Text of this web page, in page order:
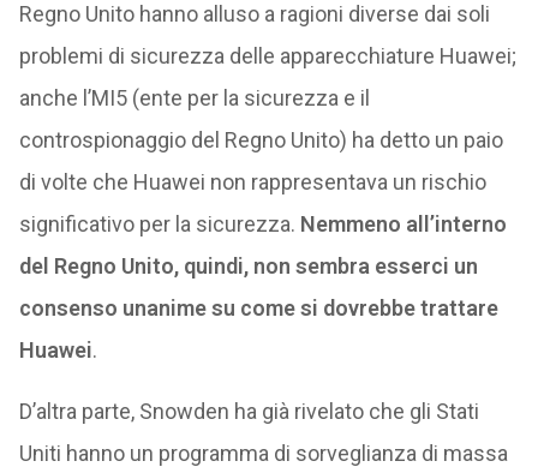
Regno Unito hanno alluso a ragioni diverse dai soli
problemi di sicurezza delle apparecchiature Huawei;
anche l’MI5 (ente per la sicurezza e il
controspionaggio del Regno Unito) ha detto un paio
di volte che Huawei non rappresentava un rischio
significativo per la sicurezza. Nemmeno all’interno
del Regno Unito, quindi, non sembra esserci un
consenso unanime su come si dovrebbe trattare
Huawei.
D’altra parte, Snowden ha già rivelato che gli Stati
Uniti hanno un programma di sorveglianza di massa